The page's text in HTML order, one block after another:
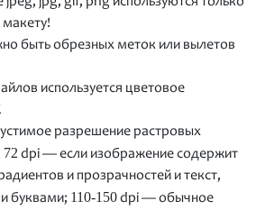
макету!
быть обрезных меток или вылетов
используется цветовое
разрешение растровых
72 dpi — если изображение содержит
и прозрачностей и текст,
буквами; 110-150dpi — обычное